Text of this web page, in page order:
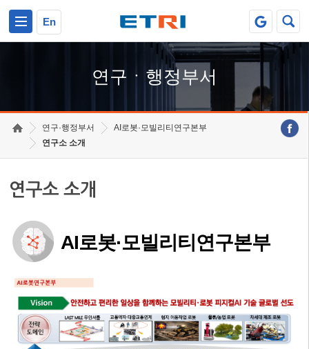
En
연구ㆍ행정부서
연구·행정부서
AI로봇·모빌리티연구본부
연구소 소개
연구소 소개
AI로봇·모빌리티연구본부